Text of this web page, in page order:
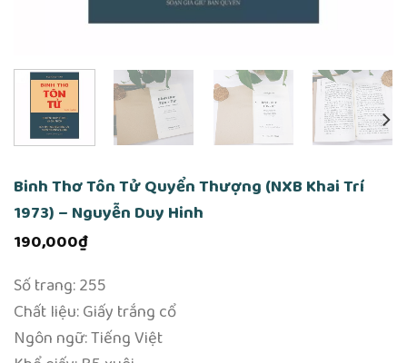
Binh Thơ Tôn Tử Quyển Thượng (NXB Khai Trí
1973) – Nguyễn Duy Hinh
190,000₫
Số trang: 255
Chất liệu: Giấy trắng cổ
Ngôn ngữ: Tiếng Việt